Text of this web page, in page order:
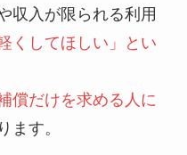
収入が限られる利用
くしてほしい」とい
償だけを求める人に
ます。